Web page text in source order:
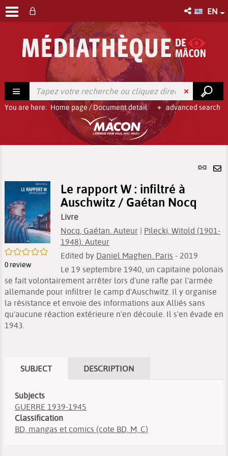
EN
advanced search
You are here: Home page/Document detail
link
/5
0 review
Le rapport W : infiltré à
Auschwitz / Gaétan Nocq
Livre
Nocq, Gaétan. Auteur | Pilecki, Witold (1901-
1948). Auteur
Edited by Daniel Maghen. Paris - 2019
Le 19 septembre 1940, un capitaine polonais
se fait volontairement arrêter lors d'une rafle par l'armée
allemande pour infiltrer le camp d'Auschwitz. Il y organise
la résistance et envoie des informations aux Alliés sans
qu'aucune réaction extérieure n'en découle. Il s'en évade en
1943.
SUBJECT DESCRIPTION
Subjects
GUERRE 1939-1945
Classification
BD, mangas et comics (cote BD, M, C)